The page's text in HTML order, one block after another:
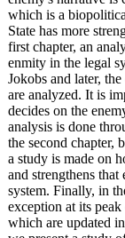
which is a
State has more
first chapter, an
enmity in the legal
Jokobs and later,
are analyzed. It is
decides on the
analysis is done
the second chapter,
a study is made on
and strengthens
system. Finally, in
exception at its peak
which are updated